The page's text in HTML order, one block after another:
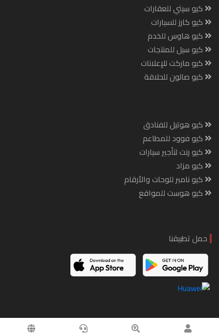
كيو سيتي للعقارات
كيو كارز للسيارات
كيو هاوس للخدم
كيو سيل للمنتجات
كيو ماركت للإعلانات
كيو صالون للحلاقة
كيو هوتيل للفنادق
كيو فوود للمطاعم
كيو رنت لتأجير سيارات
كيو مزاد
كيو نامبر للوحات والأرقام
كيو هوست للمواقع
حمل تطبيقنا